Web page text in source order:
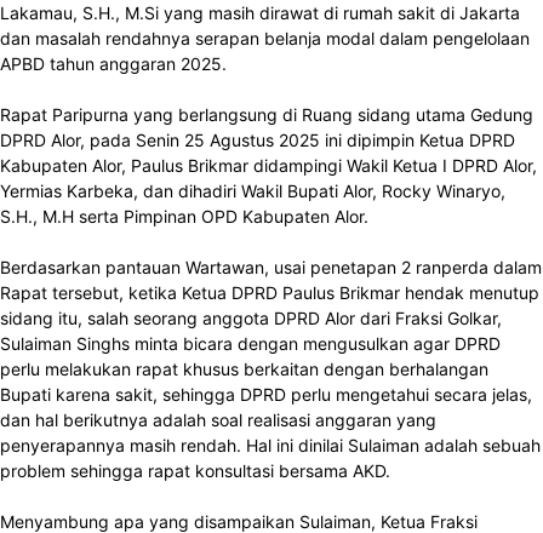
Lakamau, S.H., M.Si yang masih dirawat di rumah sakit di Jakarta
dan masalah rendahnya serapan belanja modal dalam pengelolaan
APBD tahun anggaran 2025.
Rapat Paripurna yang berlangsung di Ruang sidang utama Gedung
DPRD Alor, pada Senin 25 Agustus 2025 ini dipimpin Ketua DPRD
Kabupaten Alor, Paulus Brikmar didampingi Wakil Ketua I DPRD Alor,
Yermias Karbeka, dan dihadiri Wakil Bupati Alor, Rocky Winaryo,
S.H., M.H serta Pimpinan OPD Kabupaten Alor.
Berdasarkan pantauan Wartawan, usai penetapan 2 ranperda dalam
Rapat tersebut, ketika Ketua DPRD Paulus Brikmar hendak menutup
sidang itu, salah seorang anggota DPRD Alor dari Fraksi Golkar,
Sulaiman Singhs minta bicara dengan mengusulkan agar DPRD
perlu melakukan rapat khusus berkaitan dengan berhalangan
Bupati karena sakit, sehingga DPRD perlu mengetahui secara jelas,
dan hal berikutnya adalah soal realisasi anggaran yang
penyerapannya masih rendah. Hal ini dinilai Sulaiman adalah sebuah
problem sehingga rapat konsultasi bersama AKD.
Menyambung apa yang disampaikan Sulaiman, Ketua Fraksi